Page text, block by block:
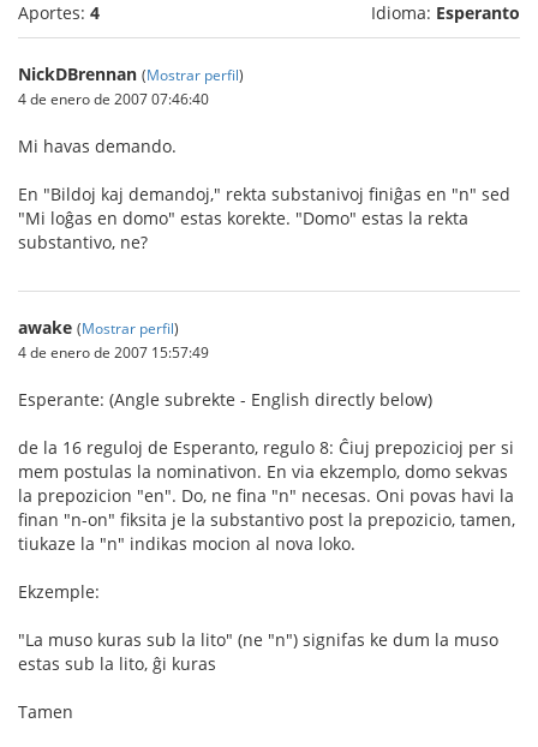
Aportes: 4 Idioma: Esperanto
NickDBrennan (Mostrar perfil)
4 de enero de 2007 07:46:40
Mi havas demando.
En "Bildoj kaj demandoj," rekta substanivoj finiĝas en "n" sed
"Mi loĝas en domo" estas korekte. "Domo" estas la rekta
substantivo, ne?
awake (Mostrar perfil)
4 de enero de 2007 15:57:49
Esperante: (Angle subrekte - English directly below)
de la 16 reguloj de Esperanto, regulo 8: Ĉiuj prepozicioj per si
mem postulas la nominativon. En via ekzemplo, domo sekvas
la prepozicion "en". Do, ne fina "n" necesas. Oni povas havi la
finan "n-on" fiksita je la substantivo post la prepozicio, tamen,
tiukaze la "n" indikas mocion al nova loko.
Ekzemple:
"La muso kuras sub la lito" (ne "n") signifas ke dum la muso
estas sub la lito, ĝi kuras
Tamen